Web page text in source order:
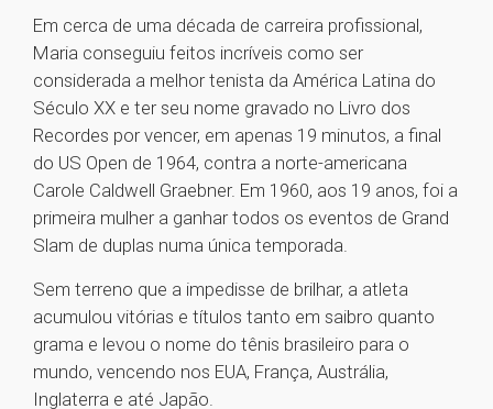
Em cerca de uma década de carreira profissional,
Maria conseguiu feitos incríveis como ser
considerada a melhor tenista da América Latina do
Século XX e ter seu nome gravado no Livro dos
Recordes por vencer, em apenas 19 minutos, a final
do US Open de 1964, contra a norte-americana
Carole Caldwell Graebner. Em 1960, aos 19 anos, foi a
primeira mulher a ganhar todos os eventos de Grand
Slam de duplas numa única temporada.
Sem terreno que a impedisse de brilhar, a atleta
acumulou vitórias e títulos tanto em saibro quanto
grama e levou o nome do tênis brasileiro para o
mundo, vencendo nos EUA, França, Austrália,
Inglaterra e até Japão.